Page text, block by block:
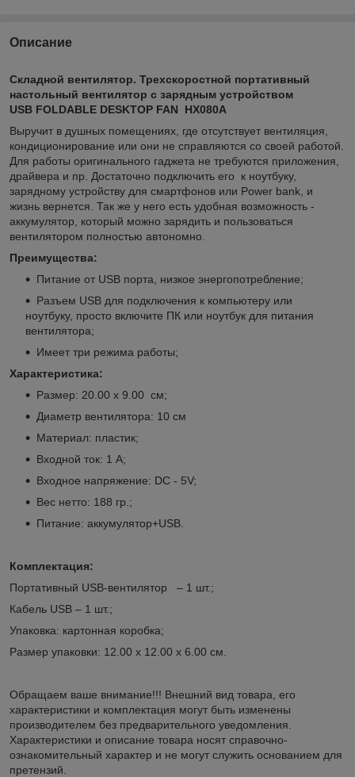
Описание
Складной вентилятор. Трехскоростной портативный
настольный вентилятор с зарядным устройством
USB FOLDABLE DESKTOP FAN HX080A
Выручит в душных помещениях, где отсутствует вентиляция,
кондиционирование или они не справляются со своей работой.
Для работы оригинального гаджета не требуются приложения,
драйвера и пр. Достаточно подключить его к ноутбуку,
зарядному устройству для смартфонов или Power bank, и
жизнь вернется. Так же у него есть удобная возможность -
аккумулятор, который можно зарядить и пользоваться
вентилятором полностью автономно.
Преимущества:
Питание от USB порта, низкое энергопотребление;
Разъем USB для подключения к компьютеру или
ноутбуку, просто включите ПК или ноутбук для питания
вентилятора;
Имеет три режима работы;
Характеристика:
Размер: 20.00 х 9.00 см;
Диаметр вентилятора: 10 см
Материал: пластик;
Входной ток: 1 A;
Входное напряжение: DC - 5V;
Вес нетто: 188 гр.;
Питание: аккумулятор+USB.
Комплектация:
Портативный USB-вентилятор – 1 шт.;
Кабель USB – 1 шт.;
Упаковка: картонная коробка;
Размер упаковки: 12.00 х 12.00 х 6.00 см.
Обращаем ваше внимание!!! Внешний вид товара, его
характеристики и комплектация могут быть изменены
производителем без предварительного уведомления.
Характеристики и описание товара носят справочно-
ознакомительный характер и не могут служить основанием для
претензий.